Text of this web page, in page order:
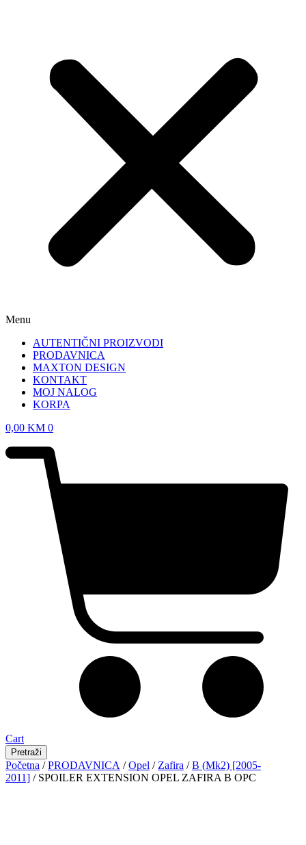
Menu
AUTENTIČNI PROIZVODI
PRODAVNICA
MAXTON DESIGN
KONTAKT
MOJ NALOG
KORPA
0,00 KM 0
Cart
Pretraži
Početna /PRODAVNICA /Opel / Zafira /B (Mk2) [2005-
2011] / SPOILER EXTENSION OPEL ZAFIRA B OPC